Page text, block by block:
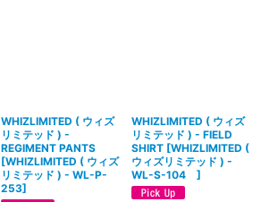
WHIZLIMITED ( ウィズ
リミテッド ) -
REGIMENT PANTS
[WHIZLIMITED ( ウィズ
リミテッド ) - WL-P-
253]
WHIZLIMITED ( ウィズ
リミテッド ) - FIELD
SHIRT [WHIZLIMITED (
ウィズリミテッド ) -
WL-S-104 ]